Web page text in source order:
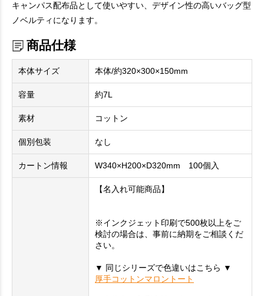
キャンパス配布品として使いやすい、デザイン性の高いバッグ型
ノベルティになります。
商品仕様
本体サイズ 本体/約320×300×150mm
容量 約7L
素材 コットン
個別包装 なし
カートン情報 W340×H200×D320mm 100個入
【名入れ可能商品】
※インクジェット印刷で500枚以上をご
検討の場合は、事前に納期をご相談くだ
さい。
▼ 同じシリーズで色違いはこちら ▼
厚手コットンマロントート